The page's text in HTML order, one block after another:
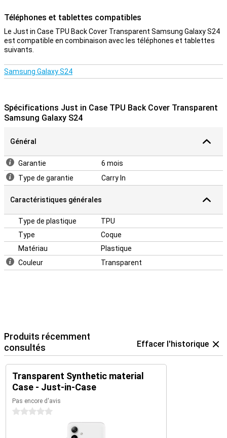
longtemps.
Protection et transparence
Protection et transparence, cette affaire offre les deux.Cela
et rayures.Parce que le boîtier est transparent, vous pouvez
toujours profiter de la conception de votre téléphone.Le plastique
protège très bien votre Samsung Galaxy S24 contre les rayures et
les bosses.
Téléphones et tablettes compatibles
Le Just in Case TPU Back Cover Transparent Samsung Galaxy S24
est compatible en combinaison avec les téléphones et tablettes
suivants.
Samsung Galaxy S24
Spécifications Just in Case TPU Back Cover Transparent
Samsung Galaxy S24
Général
Garantie
6 mois
Type de garantie
Carry In
Caractéristiques générales
Type de plastique
TPU
Type
Coque
Matériau
Plastique
Couleur
Transparent
Produits récemment
consultés
Effacer l'historique
Transparent Synthetic material
Case - Just-in-Case
Pas encore d'avis
0 étoiles